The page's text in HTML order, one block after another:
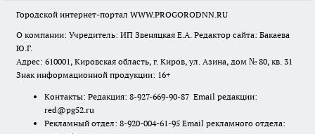
Городской интернет-портал WWW.PROGORODNN.RU
О компании: Учредитель: ИП Звеняцкая Е.А. Редактор сайта: Бакаева
Ю.Г.
Адрес: 610001, Кировская область, г. Киров, ул. Азина, дом № 80, кв. 31
Знак информационной продукции: 16+
Контакты: Редакция: 8-927-669-90-87 Email редакции:
red@pg52.ru
Рекламный отдел: 8-920-004-61-95 Email рекламного отдела: